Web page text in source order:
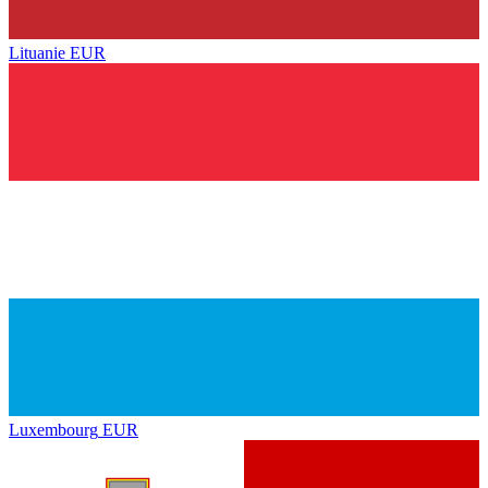
Lituanie EUR
Luxembourg EUR